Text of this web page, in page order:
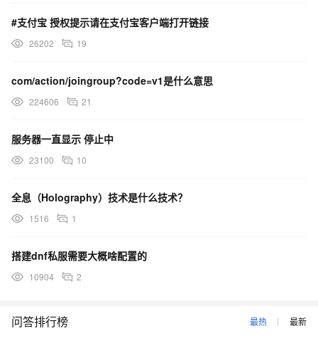
#支付宝 授权提示请在支付宝客户端打开链接
26202 19
com/action/joingroup?code=v1是什么意思
224606 21
服务器一直显示 停止中
23100 10
全息（Holography）技术是什么技术？
1516 1
搭建dnf私服需要大概啥配置的
10904 2
问答排行榜 最热 最新